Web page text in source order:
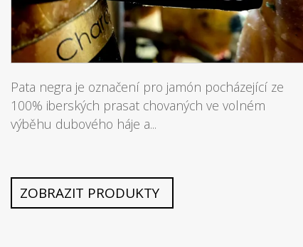
Pata negra je označení pro jamón pocházející ze
100% iberských prasat chovaných ve volném
výběhu dubového háje a...
ZOBRAZIT PRODUKTY